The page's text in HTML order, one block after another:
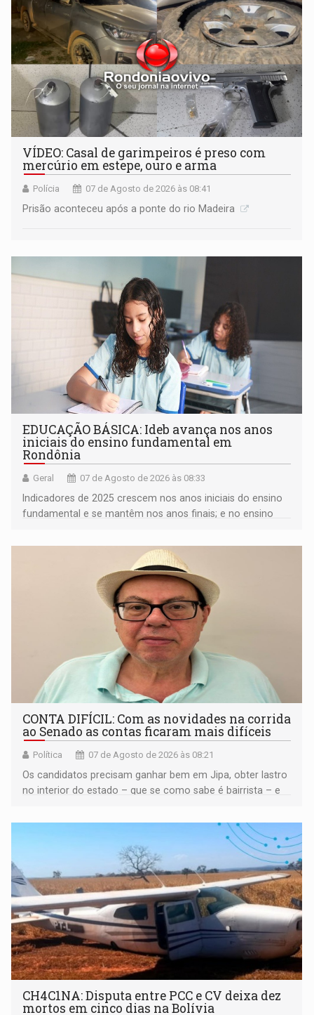
VÍDEO: Casal de garimpeiros é preso com
mercúrio em estepe, ouro e arma
Polícia 07 de Agosto de 2026 às 08:41
Prisão aconteceu após a ponte do rio Madeira
EDUCAÇÃO BÁSICA: Ideb avança nos anos
iniciais do ensino fundamental em
Rondônia
Geral 07 de Agosto de 2026 às 08:33
Indicadores de 2025 crescem nos anos iniciais do ensino
fundamental e se mantêm nos anos finais; e no ensino
CONTA DIFÍCIL: Com as novidades na corrida
ao Senado as contas ficaram mais difíceis
Política 07 de Agosto de 2026 às 08:21
Os candidatos precisam ganhar bem em Jipa, obter lastro
no interior do estado – que se como sabe é bairrista – e
garantir
CH4C1NA: Disputa entre PCC e CV deixa dez
mortos em cinco dias na Bolívia